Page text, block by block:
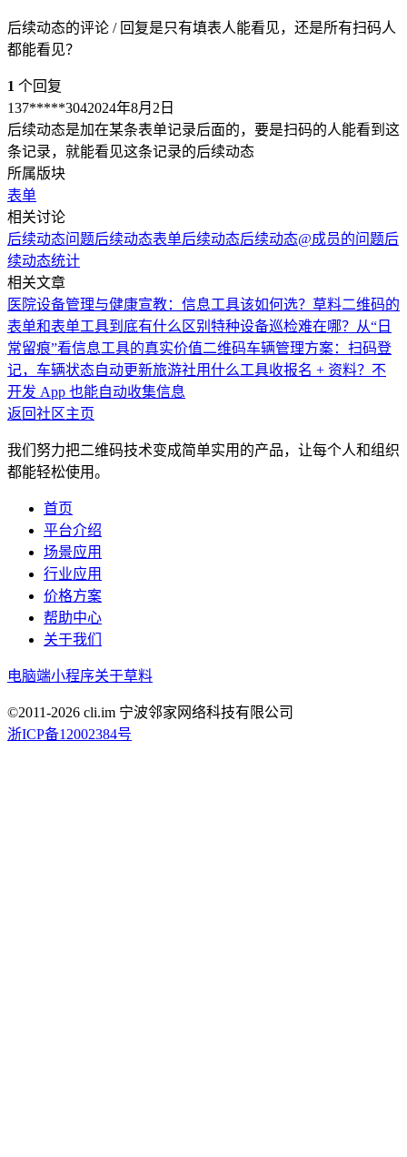
后续动态的评论 / 回复是只有填表人能看见，还是所有扫码人
都能看见？
1 个回复
137*****3042024年8月2日
后续动态是加在某条表单记录后面的，要是扫码的人能看到这
条记录，就能看见这条记录的后续动态
所属版块
表单
相关讨论
后续动态问题后续动态表单后续动态后续动态@成员的问题后
续动态统计
相关文章
医院设备管理与健康宣教：信息工具该如何选？ 草料二维码的
表单和表单工具到底有什么区别 特种设备巡检难在哪？从“日
常留痕”看信息工具的真实价值二维码车辆管理方案：扫码登
记，车辆状态自动更新旅游社用什么工具收报名 + 资料？不
开发 App 也能自动收集信息
返回社区主页
我们努力把二维码技术变成简单实用的产品，让每个人和组织
都能轻松使用。
首页
平台介绍
场景应用
行业应用
价格方案
帮助中心
关于我们
电脑端小程序关于草料
©2011-2026 cli.im 宁波邻家网络科技有限公司
浙ICP备12002384号